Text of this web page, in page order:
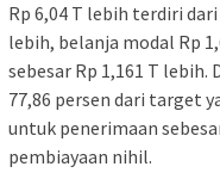
Rp 6,04 T lebih terdiri
lebih, belanja modal Rp
sebesar Rp 1,161 T
77,86 persen dari target
untuk penerimaan
pembiayaan nihil.